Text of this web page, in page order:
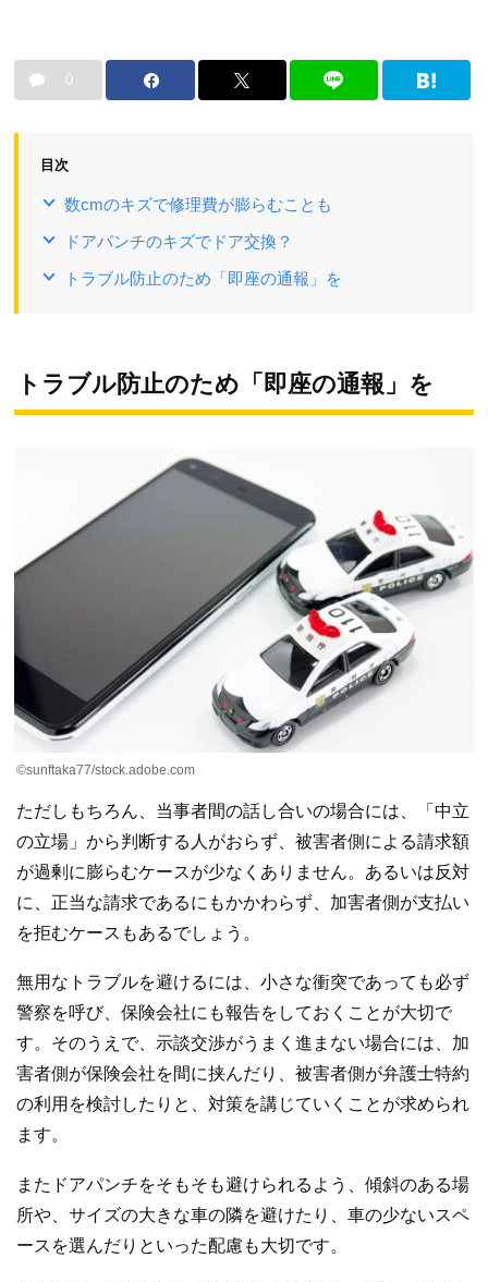
0
目次
数cmのキズで修理費が膨らむことも
ドアパンチのキズでドア交換？
トラブル防止のため「即座の通報」を
トラブル防止のため「即座の通報」を
©sunftaka77/stock.adobe.com
ただしもちろん、当事者間の話し合いの場合には、「中立
の立場」から判断する人がおらず、被害者側による請求額
が過剰に膨らむケースが少なくありません。あるいは反対
に、正当な請求であるにもかかわらず、加害者側が支払い
を拒むケースもあるでしょう。
無用なトラブルを避けるには、小さな衝突であっても必ず
警察を呼び、保険会社にも報告をしておくことが大切で
す。そのうえで、示談交渉がうまく進まない場合には、加
害者側が保険会社を間に挟んだり、被害者側が弁護士特約
の利用を検討したりと、対策を講じていくことが求められ
ます。
またドアパンチをそもそも避けられるよう、傾斜のある場
所や、サイズの大きな車の隣を避けたり、車の少ないスペ
ースを選んだりといった配慮も大切です。